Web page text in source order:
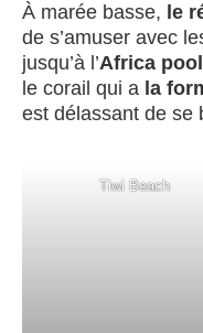
À marée basse, le
de s’amuser avec
jusqu’à l’Africa pool
le corail qui a la
est délassant de se
Tiwi Beach